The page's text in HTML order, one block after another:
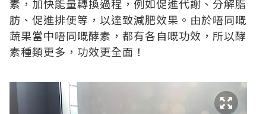
素，加快能量轉換過程，例如促進代謝、分解脂
肪、促進排便等，以達致減肥效果。由於唔同嘅
蔬果當中唔同嘅酵素，都有各自嘅功效，所以酵
素種類更多，功效更全面！